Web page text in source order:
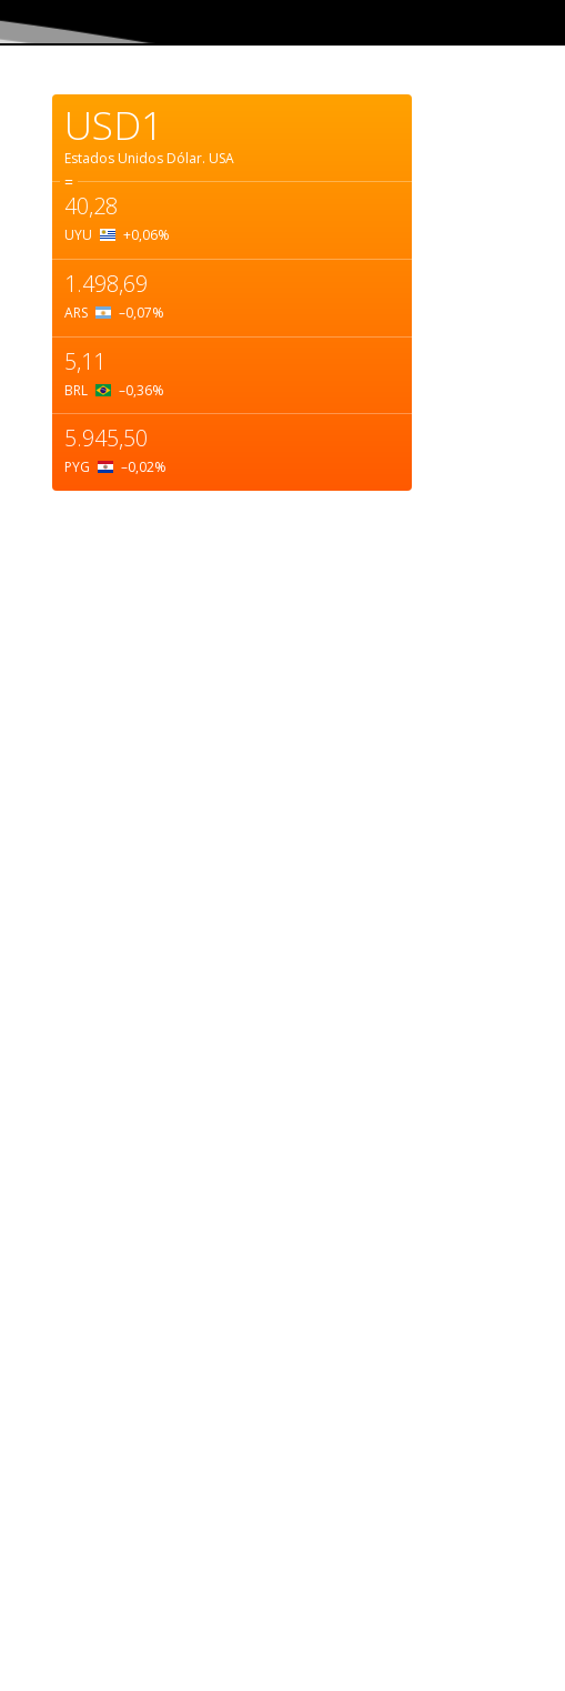
USD1
Estados Unidos Dólar. USA
=
40,28
UYU +0,06%
1.498,69
ARS –0,07%
5,11
BRL –0,36%
5.945,50
PYG –0,02%